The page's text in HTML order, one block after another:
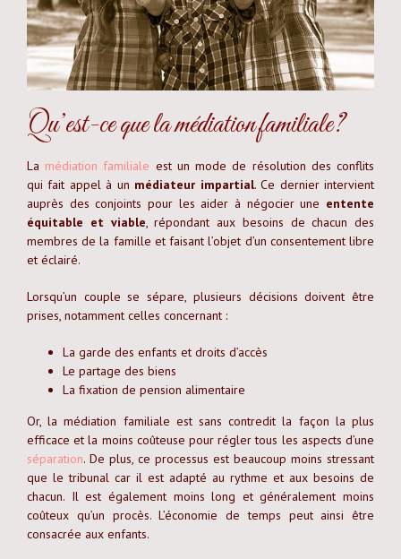
Qu’est-ce que la médiation familiale?
La médiation familiale est un mode de résolution des conflits
qui fait appel à un médiateur impartial. Ce dernier intervient
auprès des conjoints pour les aider à négocier une entente
équitable et viable, répondant aux besoins de chacun des
membres de la famille et faisant l’objet d’un consentement libre
et éclairé.
Lorsqu’un couple se sépare, plusieurs décisions doivent être
prises, notamment celles concernant :
La garde des enfants et droits d’accès
Le partage des biens
La fixation de pension alimentaire
Or, la médiation familiale est sans contredit la façon la plus
efficace et la moins coûteuse pour régler tous les aspects d’une
séparation. De plus, ce processus est beaucoup moins stressant
que le tribunal car il est adapté au rythme et aux besoins de
chacun. Il est également moins long et généralement moins
coûteux qu’un procès. L’économie de temps peut ainsi être
consacrée aux enfants.